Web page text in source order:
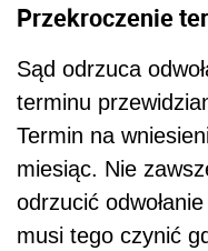
Przekroczenie
Sąd odrzuca
terminu
Termin na
miesiąc. Nie
odrzucić
musi tego czynić